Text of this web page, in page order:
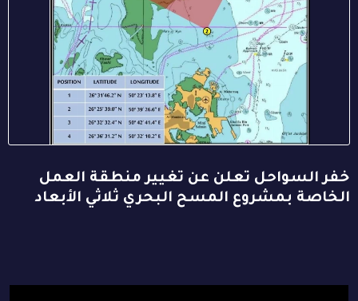
خفر السواحل تعلن عن تغيير منطقة العمل
الخاصة بمشروع المسح البحري ثلاثي الأبعاد